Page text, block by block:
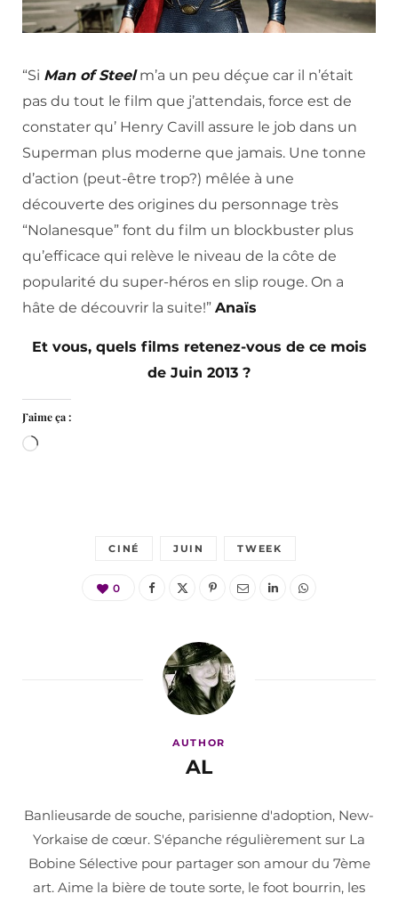
“Si Man of Steelm’a un peu déçue car il n’était
pas du tout le film que j’attendais, force est de
constater qu’ Henry Cavill assure le job dans un
Superman plus moderne que jamais. Une tonne
d’action (peut-être trop?) mêlée à une
découverte des origines du personnage très
“Nolanesque” font du film un blockbuster plus
qu’efficace qui relève le niveau de la côte de
popularité du super-héros en slip rouge. On a
hâte de découvrir la suite!” Anaïs
Et vous, quels films retenez-vous de ce mois
de Juin 2013 ?
J’aime ça :
Chargement…
CINÉ JUIN TWEEK
0
AUTHOR
AL
Banlieusarde de souche, parisienne d'adoption, New-
Yorkaise de cœur. S'épanche régulièrement sur La
Bobine Sélective pour partager son amour du 7ème
art. Aime la bière de toute sorte, le foot bourrin, les